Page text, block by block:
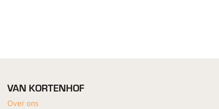
VAN KORTENHOF
Over ons